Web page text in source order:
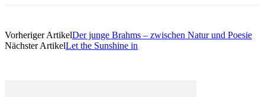
Vorheriger ArtikelDer junge Brahms – zwischen Natur und Poesie
Nächster ArtikelLet the Sunshine in